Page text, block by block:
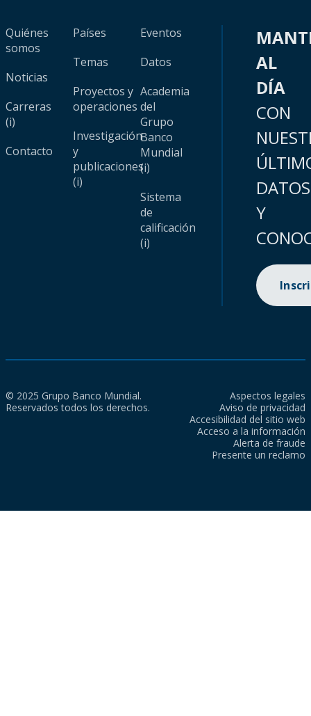
Quiénes
somos
Noticias
Carreras
(i)
Contacto
Países
Temas
Proyectos y
operaciones
Investigación
y
publicaciones
(i)
Eventos
Datos
Academia
del
Grupo
Banco
Mundial
(i)
Sistema
de
calificación
(i)
AL
DÍA
CON
DATOS
Y
© 2025 Grupo Banco Mundial.
Reservados todos los derechos.
Aspectos legales
Aviso de privacidad
Accesibilidad del sitio web
Acceso a la información
Alerta de fraude
Presente un reclamo